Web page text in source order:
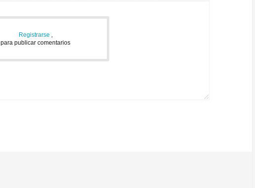
Registrarse ,
para publicar comentarios